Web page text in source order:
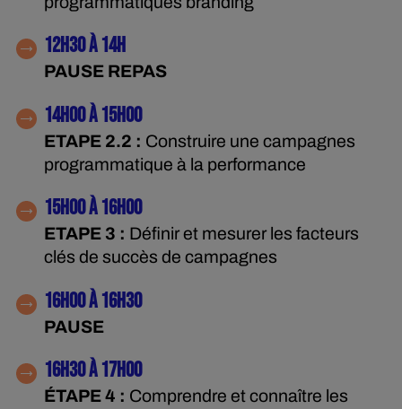
12H30 À 14H
PAUSE REPAS
14H00 À 15H00
ETAPE 2.2 : Construire une campagnes
programmatique à la performance
15H00 À 16H00
ETAPE 3 : Définir et mesurer les facteurs
clés de succès de campagnes
16H00 À 16H30
PAUSE
16H30 À 17H00
ÉTAPE 4 : Comprendre et connaître les